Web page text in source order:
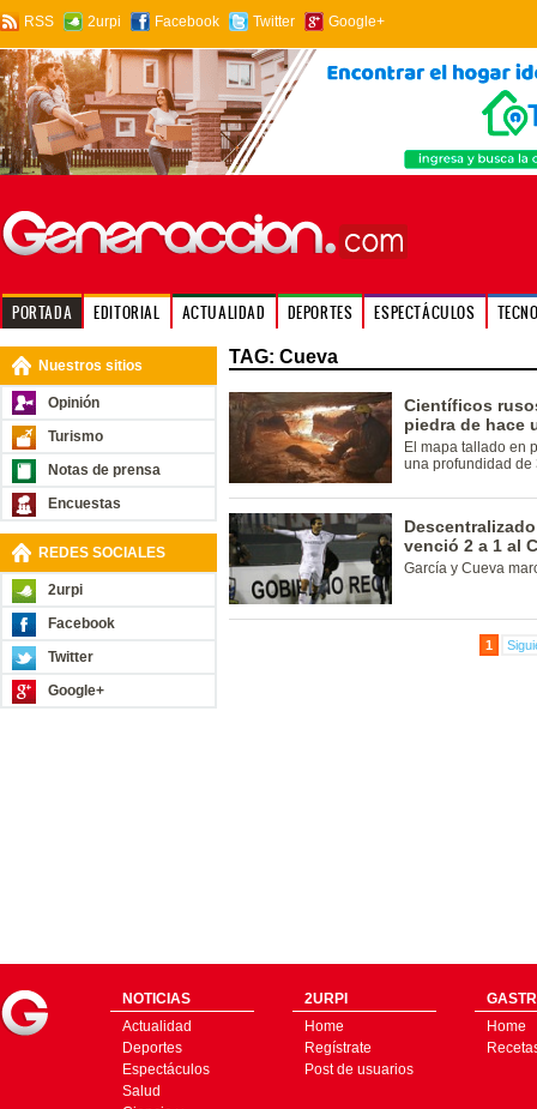
RSS 2urpi Facebook Twitter Google+
PORTADA EDITORIAL ACTUALIDAD DEPORTES ESPECTÁCULOS
Nuestros sitios
Opinión
Turismo
Notas de prensa
Encuestas
REDES SOCIALES
2urpi
Facebook
Twitter
Google+
TAG: Cueva
Científicos
piedra de hace
El mapa tallado en
una profundidad de
venció 2 a 1 al
García y Cueva
1
NOTICIAS
Actualidad
Deportes
Espectáculos
Salud
2URPI
Home
Regístrate
Post de usuarios
Home